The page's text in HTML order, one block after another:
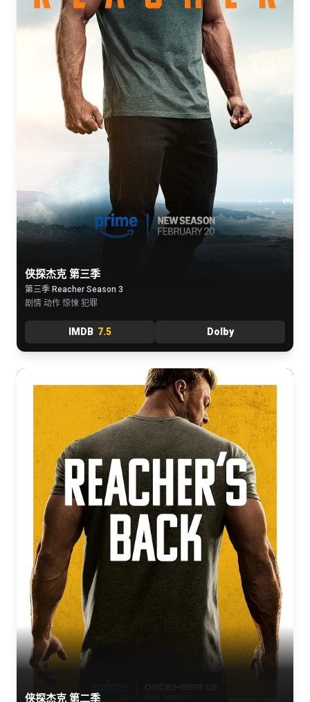
侠探杰克 第三季
第三季 Reacher Season 3
剧情 动作 惊悚 犯罪
IMDB 7.5 Dolby
侠探杰克 第二季